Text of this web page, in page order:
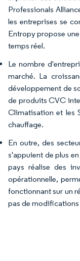
Professionals
les entreprises se
Entropy propose
temps réel.
Le nombre
marché. La
développement de
de produits CVC
Climatisation et les
chauffage.
En outre, des
s'appuient de plus
pays réalise des
opérationnelle,
fonctionnant sur un
pas de